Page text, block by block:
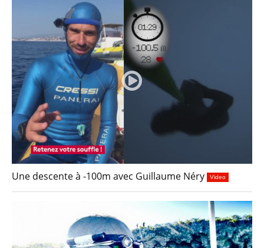
Une descente à -100m avec Guillaume Néry Video